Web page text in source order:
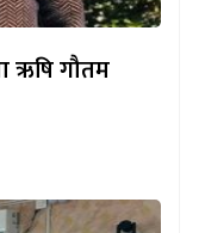
ऋषि गौतम